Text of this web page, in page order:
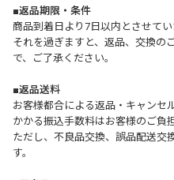
■返品期限・条件
商品到着日より7日以内とさせてい
それを過ぎますと、返品、交換の
で、ご了承ください。
■返品送料
お客様都合による返品・キャンセ
かかる振込手数料はお客様のご負
ただし、不良品交換、誤品配送交
す。